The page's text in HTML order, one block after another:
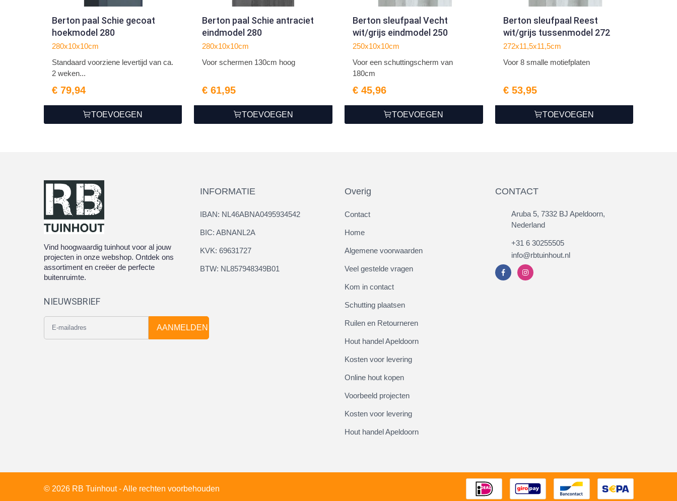
Berton paal Schie gecoat
hoekmodel 280
280x10x10cm
Standaard voorziene levertijd van ca.
2 weken...
€ 79,94
TOEVOEGEN
Berton paal Schie antraciet
eindmodel 280
280x10x10cm
Voor schermen 130cm hoog
€ 61,95
TOEVOEGEN
Berton sleufpaal Vecht
wit/grijs eindmodel 250
250x10x10cm
Voor een schuttingscherm van
180cm
€ 45,96
TOEVOEGEN
Berton sleufpaal Reest
wit/grijs tussenmodel 272
272x11,5x11,5cm
Voor 8 smalle motiefplaten
€ 53,95
TOEVOEGEN
Vind hoogwaardig tuinhout voor al jouw
projecten in onze webshop. Ontdek ons
assortiment en creëer de perfecte
buitenruimte.
NIEUWSBRIEF
AANMELDEN
INFORMATIE
IBAN: NL46ABNA0495934542
BIC: ABNANL2A
KVK: 69631727
BTW: NL857948349B01
Overig
Contact
Home
Algemene voorwaarden
Veel gestelde vragen
Kom in contact
Schutting plaatsen
Ruilen en Retourneren
Hout handel Apeldoorn
Kosten voor levering
Online hout kopen
Voorbeeld projecten
Kosten voor levering
Hout handel Apeldoorn
CONTACT
Aruba 5, 7332 BJ Apeldoorn,
Nederland
+31 6 30255505
info@rbtuinhout.nl
© 2026 RB Tuinhout - Alle rechten voorbehouden